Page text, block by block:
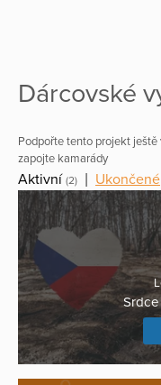
Dárcovské
Podpořte tento projekt ještě
zapojte kamarády
Aktivní (2) Ukončené